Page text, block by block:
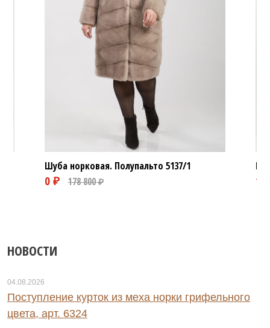
Шуба норковая. Полупальто 5137/1
НОВОСТИ
04.08.2026
Поступление курток из меха норки грифельного
цвета, арт. 6324